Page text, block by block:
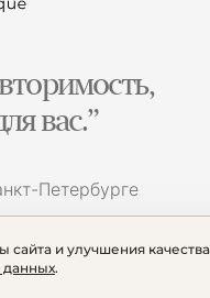
и улучшения качества
данных.
вас.”
Петербурге